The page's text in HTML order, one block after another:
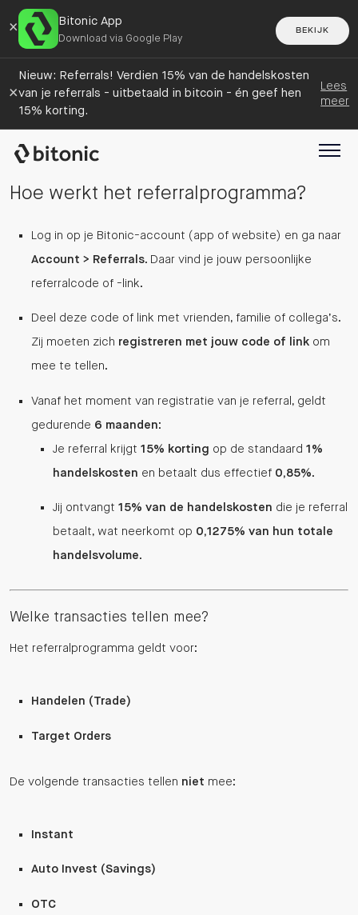
× Bitonic App
Download via Google Play
BEKIJK
×
Nieuw: Referrals! Verdien 15% van de handelskosten
van je referrals - uitbetaald in bitcoin - én geef hen
15% korting.
Lees
meer
Hoe werkt het referralprogramma?
Log in op je Bitonic-account (app of website) en ga naar
Account > Referrals. Daar vind je jouw persoonlijke
referralcode of -link.
Deel deze code of link met vrienden, familie of collega’s.
Zij moeten zich registreren met jouw code of link om
mee te tellen.
Vanaf het moment van registratie van je referral, geldt
gedurende 6 maanden:
Je referral krijgt 15% korting op de standaard 1%
handelskosten en betaalt dus effectief 0,85%.
Jij ontvangt 15% van de handelskosten die je referral
betaalt, wat neerkomt op 0,1275% van hun totale
handelsvolume.
Welke transacties tellen mee?
Het referralprogramma geldt voor:
Handelen (Trade)
Target Orders
De volgende transacties tellen niet mee:
Instant
Auto Invest (Savings)
OTC